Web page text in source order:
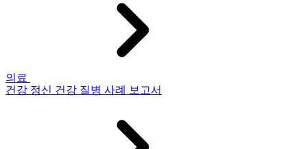
의료
건강 정신 건강 질병 사례 보고서